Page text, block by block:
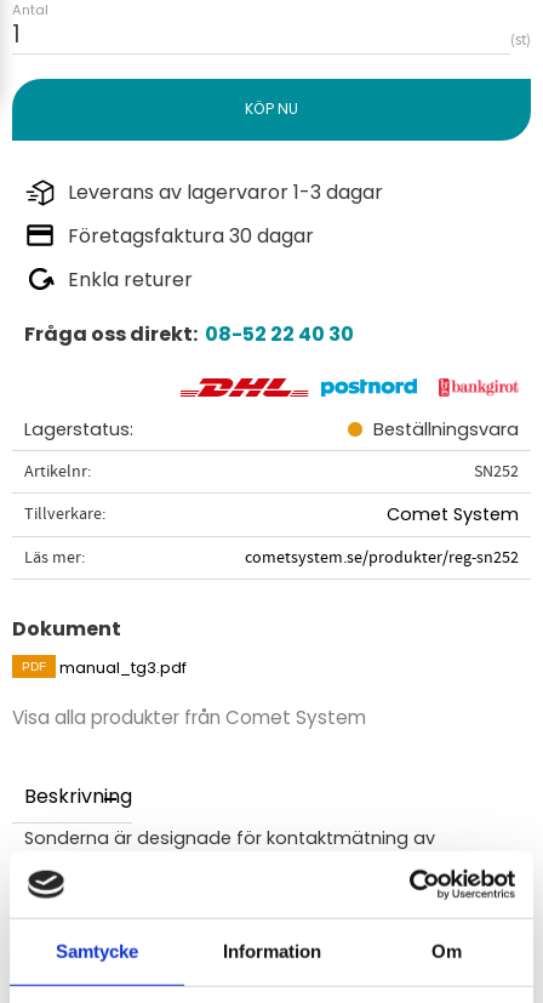
Samtycke Information Om
Antal
st
Leverans av lagervaror 1-3 dagar
Företagsfaktura 30 dagar
Enkla returer
Fråga oss direkt: 08-52 22 40 30
Lagerstatus Beställningsvara
Artikelnr
SN252
Tillverkare
Comet System
Läs mer cometsystem.se/produkter/reg-sn252
Dokument
manual_tg3.pdf
Visa alla produkter från Comet System
Beskrivning
Sonderna är designade för kontaktmätning av
temperaturen hos gasformiga och flytande eller fasta
ämnen.
säkertställer snabb respons på
temperaturförändringar.